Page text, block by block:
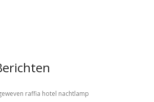
raffia hotel nachtlamp